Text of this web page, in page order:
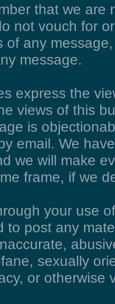
that we are
not vouch for
of any
message.
express the
views of this
is
email. We
we will make
frame, if we
your use
to post any
sexually
or otherwise